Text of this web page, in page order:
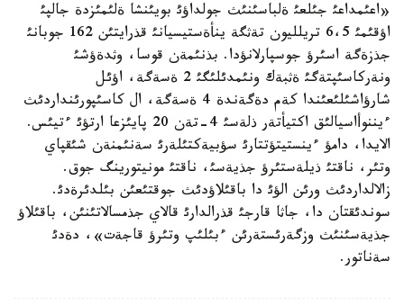
«اعئمداعئ جئلعئ ةلباسئنئث جولداؤئ بويئنشا ةلئمئزدة جالپئ
اؤقئمئ 6،5 تريلليون تةثگة ينأةستيسيانئ قذرايتئن 162 جوبانئ
جذزةگة اسئرؤ جوسپارلانؤدا. بذنئمةن قوسا، وثدةؤشئ
ونةركاسئپتةگئ ةثبةك ونئمدئلئگئ 2 ةسةگة، اؤئل
شارؤاشئلئعئندا كةم دةگةندة 4 ةسةگة، ال كاسئپورئنداردئث
ءيننوأاسيالئق اكتيأتةر ذلةسئ 4-تةن 20 پايئزعا ارتؤئ ءتيئس.
الايدا، دامؤ ءينستيتؤتتارئ سؤبيةكتئلةرئ سةنئمنةن شئقپاي
وتئر، ناقتئ ذيلةستئرؤ جذيةسئ، ناقتئ مونيتورينگ جوق.
زالالداردئث ورئن الؤئ دا باقئلاؤدئث جوقتئعئن بئلدئرةدئ.
سوندئقتان دا، جاثا قارجئ قذرالدارئ قالاي جذمسالاتئنئن، باقئلاؤ
جذيةسئنئث وزگةرئستةرئن ءبئلئپ وتئرؤ قاجةت»، دةدئ
سةناتور.